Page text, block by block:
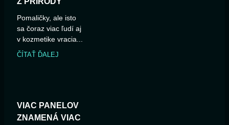
Pomaličky, ale isto
sa čoraz viac ľudí aj
v kozmetike vracia...
ČÍTAŤ ĎALEJ
VIAC PANELOV
ZNAMENÁ VIAC